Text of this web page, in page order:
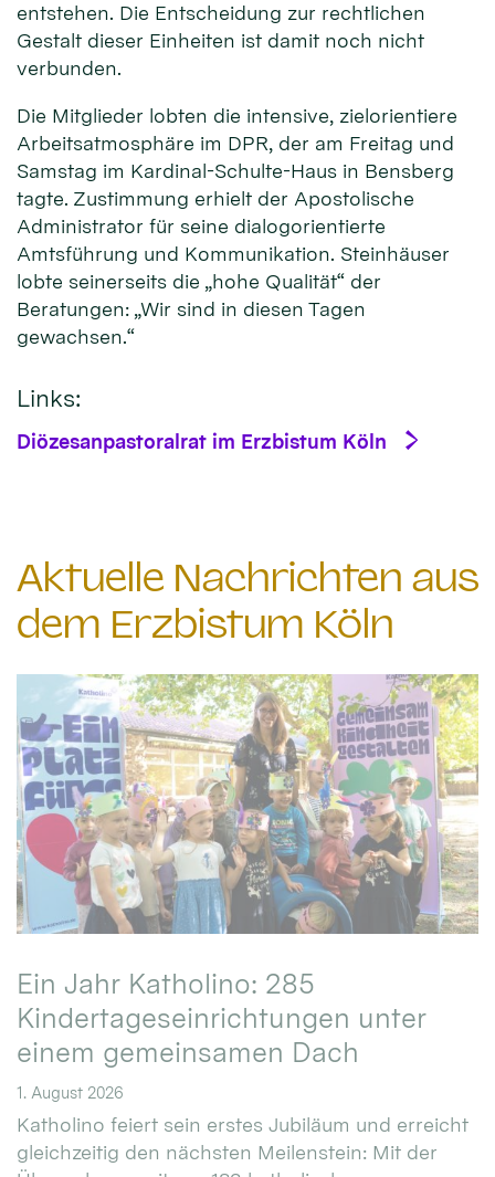
entstehen. Die Entscheidung zur rechtlichen
Gestalt dieser Einheiten ist damit noch nicht
verbunden.
Die Mitglieder lobten die intensive, zielorientiere
Arbeitsatmosphäre im DPR, der am Freitag und
Samstag im Kardinal-Schulte-Haus in Bensberg
tagte. Zustimmung erhielt der Apostolische
Administrator für seine dialogorientierte
Amtsführung und Kommunikation. Steinhäuser
lobte seinerseits die „hohe Qualität“ der
Beratungen: „Wir sind in diesen Tagen
gewachsen.“
Links:
Diözesanpastoralrat im Erzbistum Köln
Aktuelle Nachrichten aus
dem Erzbistum Köln
Ein Jahr Katholino: 285
Kindertageseinrichtungen unter
einem gemeinsamen Dach
1. August 2026
Katholino feiert sein erstes Jubiläum und erreicht
gleichzeitig den nächsten Meilenstein: Mit der